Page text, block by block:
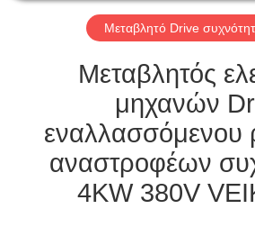
ΠΟΙΟΤΙΚΌΣ
ΈΛΕΓΧΟΣ
ΕΠΙΚΟΙΝΩΝΉΣΤΕ
ΜΑΖΊ
ΜΑΣ
Μεταβλητό Drive
Μεταβλητός
μηχανών
εναλλασσόμενου
αναστροφέων
4KW 380V